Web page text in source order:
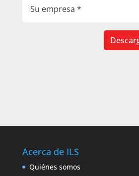
Acerca de ILS
Quiénes somos